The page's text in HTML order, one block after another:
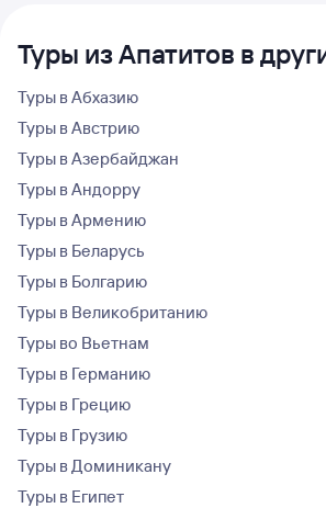
Туры из Апатитов в
Туры в Абхазию
Туры в Австрию
Туры в Азербайджан
Туры в Андорру
Туры в Армению
Туры в Беларусь
Туры в Болгарию
Туры в Великобританию
Туры во Вьетнам
Туры в Германию
Туры в Грецию
Туры в Грузию
Туры в Доминикану
Туры в Египет